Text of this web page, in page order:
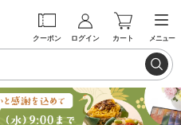
クーポン ログイン カート メニュー